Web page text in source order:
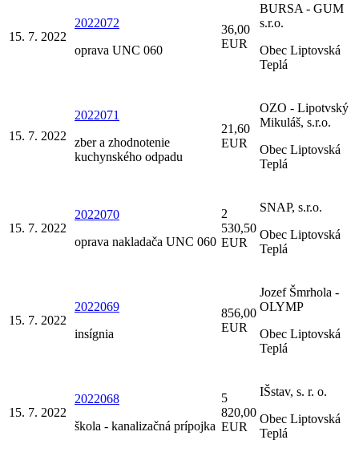
15. 7. 2022
2022072
oprava UNC 060
36,00
EUR
BURSA - GUM
s.r.o.
Obec Liptovská
Teplá
15. 7. 2022
2022071
zber a zhodnotenie
kuchynského odpadu
21,60
EUR
OZO - Lipotvský
Mikuláš, s.r.o.
Obec Liptovská
Teplá
15. 7. 2022
2022070
oprava nakladača UNC 060
2
530,50
EUR
SNAP, s.r.o.
Obec Liptovská
Teplá
15. 7. 2022
2022069
insígnia
856,00
EUR
Jozef Šmrhola -
OLYMP
Obec Liptovská
Teplá
15. 7. 2022
2022068
škola - kanalizačná prípojka
5
820,00
EUR
IŠstav, s. r. o.
Obec Liptovská
Teplá